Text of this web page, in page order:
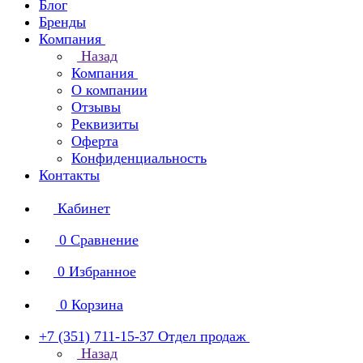
Блог
Бренды
Компания
Назад
Компания
О компании
Отзывы
Реквизиты
Оферта
Конфиденциальность
Контакты
Кабинет
0 Сравнение
0 Избранное
0 Корзина
+7 (351) 711-15-37 Отдел продаж
Назад